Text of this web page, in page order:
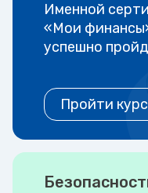
Именной
«Мои
успешно
Пройти курс